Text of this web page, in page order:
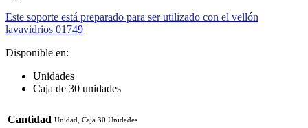
Este soporte está preparado para ser utilizado con el vellón
lavavidrios 01749
Disponible en:
Unidades
Caja de 30 unidades
Cantidad Unidad, Caja 30 Unidades